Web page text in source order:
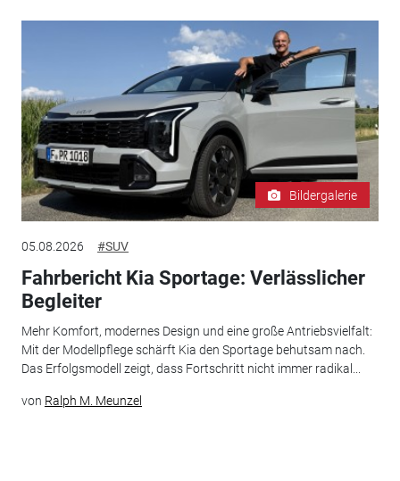
Bildergalerie
05.08.2026 #SUV
Fahrbericht Kia Sportage: Verlässlicher
Begleiter
Mehr Komfort, modernes Design und eine große Antriebsvielfalt:
Mit der Modellpflege schärft Kia den Sportage behutsam nach.
Das Erfolgsmodell zeigt, dass Fortschritt nicht immer radikal...
von Ralph M. Meunzel